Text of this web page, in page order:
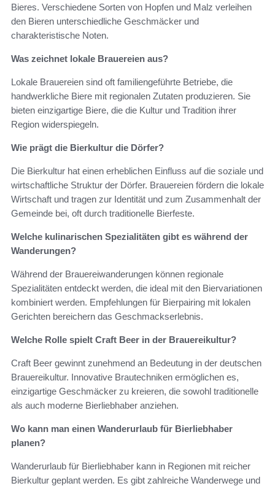
Bieres. Verschiedene Sorten von Hopfen und Malz verleihen
den Bieren unterschiedliche Geschmäcker und
charakteristische Noten.
Was zeichnet lokale Brauereien aus?
Lokale Brauereien sind oft familiengeführte Betriebe, die
handwerkliche Biere mit regionalen Zutaten produzieren. Sie
bieten einzigartige Biere, die die Kultur und Tradition ihrer
Region widerspiegeln.
Wie prägt die Bierkultur die Dörfer?
Die Bierkultur hat einen erheblichen Einfluss auf die soziale und
wirtschaftliche Struktur der Dörfer. Brauereien fördern die lokale
Wirtschaft und tragen zur Identität und zum Zusammenhalt der
Gemeinde bei, oft durch traditionelle Bierfeste.
Welche kulinarischen Spezialitäten gibt es während der
Wanderungen?
Während der Brauereiwanderungen können regionale
Spezialitäten entdeckt werden, die ideal mit den Biervariationen
kombiniert werden. Empfehlungen für Bierpairing mit lokalen
Gerichten bereichern das Geschmackserlebnis.
Welche Rolle spielt Craft Beer in der Brauereikultur?
Craft Beer gewinnt zunehmend an Bedeutung in der deutschen
Brauereikultur. Innovative Brautechniken ermöglichen es,
einzigartige Geschmäcker zu kreieren, die sowohl traditionelle
als auch moderne Bierliebhaber anziehen.
Wo kann man einen Wanderurlaub für Bierliebhaber
planen?
Wanderurlaub für Bierliebhaber kann in Regionen mit reicher
Bierkultur geplant werden. Es gibt zahlreiche Wanderwege und